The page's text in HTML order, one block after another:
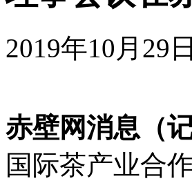
2019年10月
赤壁网消息（
国际茶产业合